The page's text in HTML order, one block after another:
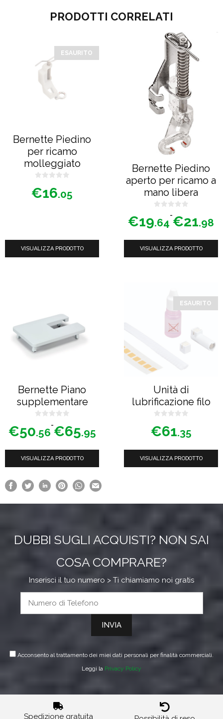
PRODOTTI CORRELATI
ESAURITO
Bernette Piedino
per ricamo
molleggiato
s
u
€16.05
VISUALIZZA PRODOTTO
Bernette Piedino
aperto per ricamo a
mano libera
s
u
€19.64
-€21.98
Fascia
di
da
VISUALIZZA PRODOTTO
varianti.
nella
pagina
Bernette Piano
supplementare
s
u
€50.56
-€65.95
Fascia
di
da
€65.95
VISUALIZZA PRODOTTO
più
varianti.
pagina
del
ESAURITO
Unità di
lubrificazione filo
s
u
€61.35
VISUALIZZA PRODOTTO
DUBBI SUGLI ACQUISTI? NON SAI
COSA COMPRARE?
Inserisci il tuo numero > Ti chiamiamo noi gratis
Acconsento al trattamento dei miei dati personali per finalità commerciali.
Leggi la Privacy Policy
Spedizione gratuita